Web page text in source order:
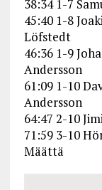
38:34 1-7
45:40 1-8
Löfstedt
46:36 1-9
Andersson
61:09 1-10
Andersson
64:47 2-10
71:59 3-10
Määttä